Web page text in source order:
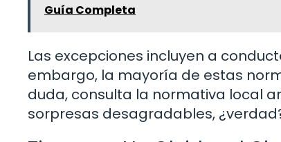
Guía Completa
Las excepciones incluyen a
embargo, la mayoría de estas
duda, consulta la normativa local
sorpresas desagradables,